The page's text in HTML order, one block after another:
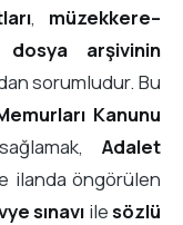
, müzekkere–
dosya arşivinin
sorumludur. Bu
Kanunu
Adalet
ilanda öngörülen
sınavı ilesözlü